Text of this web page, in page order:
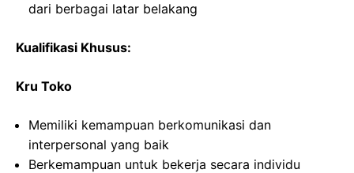
dari berbagai latar belakang
Kualifikasi Khusus:
Kru Toko
Memiliki kemampuan berkomunikasi dan
interpersonal yang baik
Berkemampuan untuk bekerja secara individu